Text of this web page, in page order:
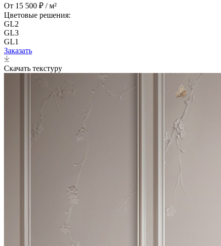
От 15 500 ₽ / м²
Цветовые решения:
GL2
GL3
GL1
Заказать
Скачать текстуру